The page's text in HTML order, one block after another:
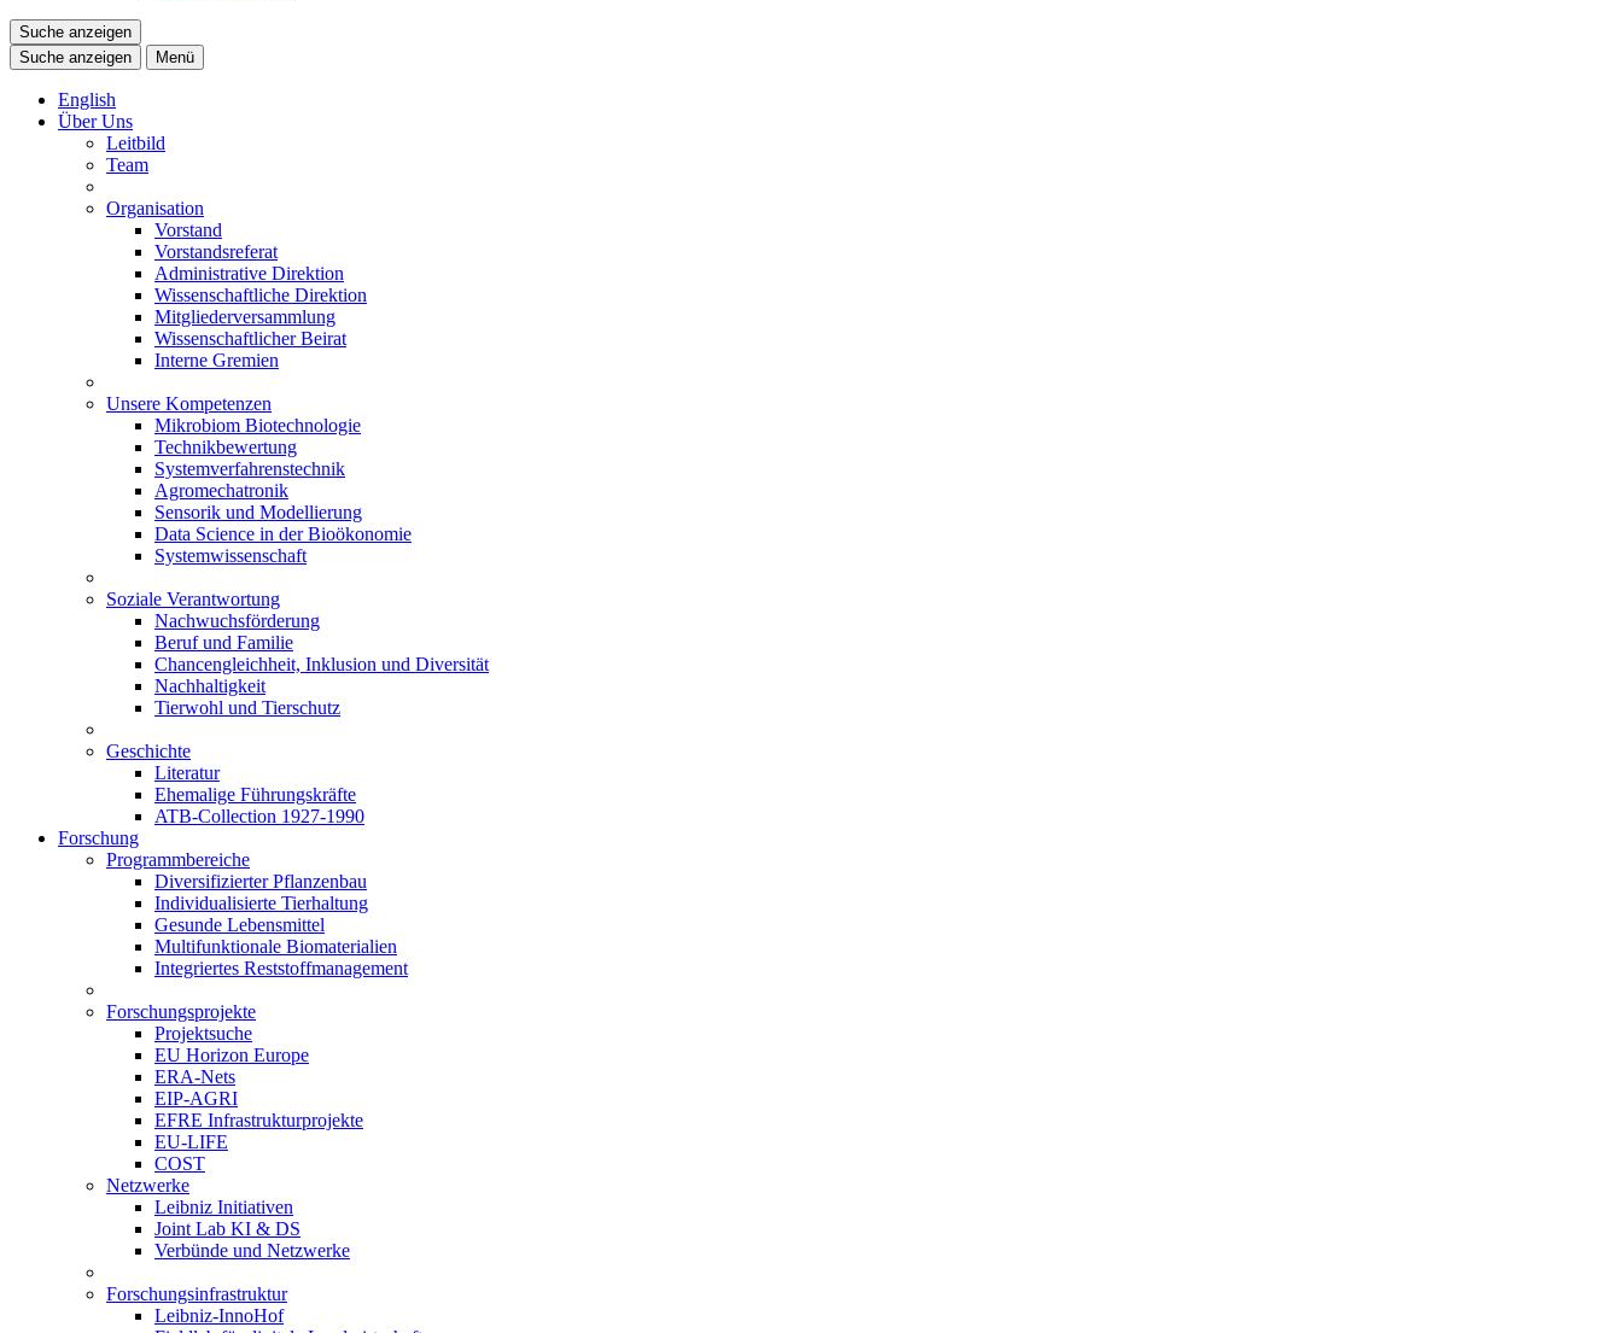
Suche anzeigen
Suche anzeigen
Menü
English
Über Uns
Leitbild
Team
Organisation
Vorstand
Vorstandsreferat
Administrative Direktion
Wissenschaftliche Direktion
Mitgliederversammlung
Wissenschaftlicher Beirat
Interne Gremien
Unsere Kompetenzen
Mikrobiom Biotechnologie
Technikbewertung
Systemverfahrenstechnik
Agromechatronik
Sensorik und Modellierung
Data Science in der Bioökonomie
Systemwissenschaft
Soziale Verantwortung
Nachwuchsförderung
Beruf und Familie
Chancengleichheit, Inklusion und Diversität
Nachhaltigkeit
Tierwohl und Tierschutz
Geschichte
Literatur
Ehemalige Führungskräfte
ATB-Collection 1927-1990
Forschung
Programmbereiche
Diversifizierter Pflanzenbau
Individualisierte Tierhaltung
Gesunde Lebensmittel
Multifunktionale Biomaterialien
Integriertes Reststoffmanagement
Forschungsprojekte
Projektsuche
EU Horizon Europe
ERA-Nets
EIP-AGRI
EFRE Infrastrukturprojekte
EU-LIFE
COST
Netzwerke
Leibniz Initiativen
Joint Lab KI & DS
Verbünde und Netzwerke
Forschungsinfrastruktur
Leibniz-InnoHof